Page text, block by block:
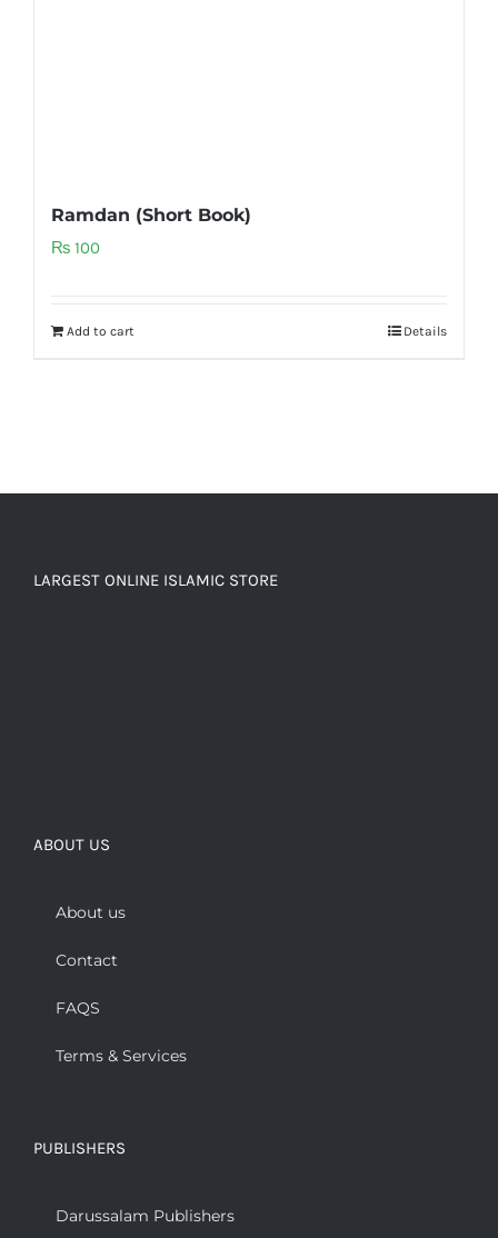
Ramdan (Short Book)
₨ 100
Add to cart Details
LARGEST ONLINE ISLAMIC STORE
ABOUT US
About us
Contact
FAQS
Terms & Services
PUBLISHERS
Darussalam Publishers